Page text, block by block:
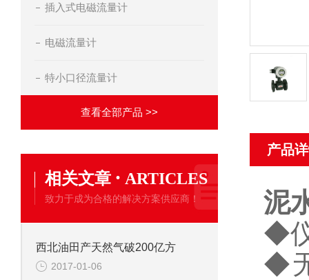
插入式电磁流量计
电磁流量计
特小口径流量计
查看全部产品 >>
相关文章 · ARTICLES
致力于成为合格的解决方案供应商！
西北油田产天然气破200亿方
2017-01-06
产品
泥
◆
◆